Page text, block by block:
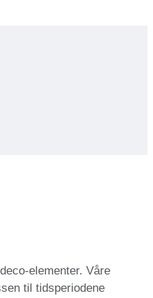
elementer. Våre
til tidsperiodene